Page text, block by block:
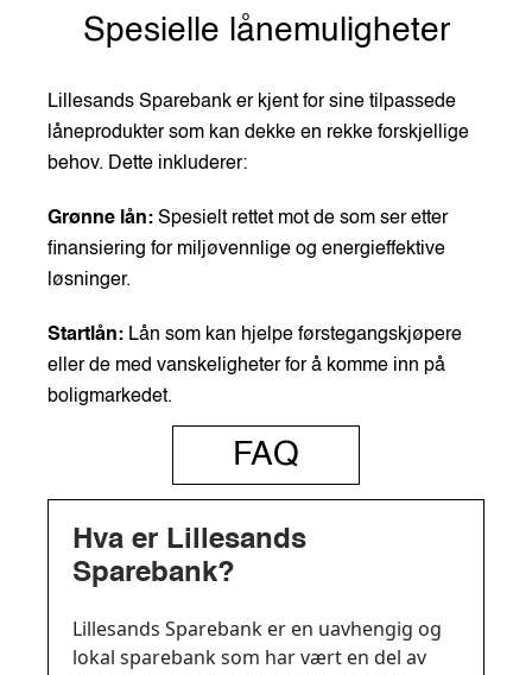
Spesielle lånemuligheter
Lillesands Sparebank er kjent for sine tilpassede
låneprodukter som kan dekke en rekke forskjellige
behov. Dette inkluderer:
Grønne lån: Spesielt rettet mot de som ser etter
finansiering for miljøvennlige og energieffektive
løsninger.
Startlån: Lån som kan hjelpe førstegangskjøpere
eller de med vanskeligheter for å komme inn på
boligmarkedet.
FAQ
Hva er Lillesands
Sparebank?
Lillesands Sparebank er en uavhengig og
lokal sparebank som har vært en del av